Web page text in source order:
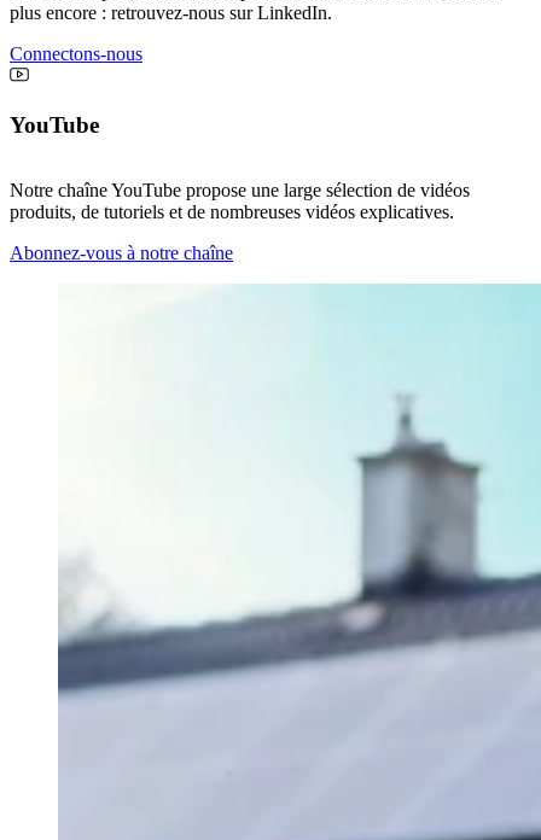
plus encore : retrouvez-nous sur LinkedIn.
Connectons-nous
YouTube
Notre chaîne YouTube propose une large sélection de vidéos
produits, de tutoriels et de nombreuses vidéos explicatives.
Abonnez-vous à notre chaîne